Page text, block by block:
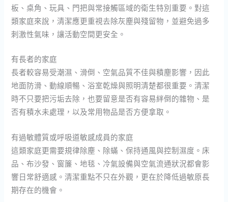
板、桌角、玩具、門把與常接觸區域的衛生特別重要。對這
類家庭來說，清潔應更重視去除灰塵與殘留物，並避免過多
刺激性氣味，讓活動空間更安全。
有長者的家庭
長者較容易受潮濕、滑倒、空氣品質不佳與積塵影響，因此
地面防滑、動線順暢、浴室乾燥與照明清楚都很重要。清潔
時不只要把污垢去除，也要留意是否有容易絆倒的雜物、是
否有積水未處理，以及常用物品是否方便拿取。
有過敏體質或呼吸道敏感成員的家庭
這類家庭更需要規律除塵、除蟎、保持通風與控制濕度。床
品、布沙發、窗簾、地毯、冷氣設備與空氣流通狀況都會影
響日常舒適感。清潔重點不只在外觀，更在於降低過敏原長
期存在的機會。